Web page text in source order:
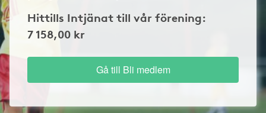
Hittills Intjänat till vår förening:
7 158,00 kr
Gå till Bli medlem